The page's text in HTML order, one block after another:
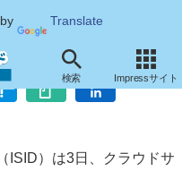
Translate
検索 Impressサイト
京拠点の開設に併せて
ISID）は3日、クラウドサ